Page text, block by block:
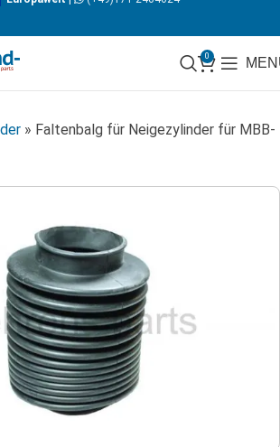
0
» Faltenbalg für Neigezylinder für MBB-
Vergrößern